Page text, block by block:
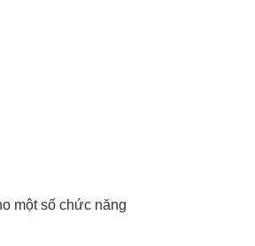
một số chức năng